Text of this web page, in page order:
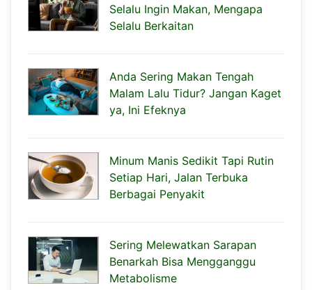
Selalu Ingin Makan, Mengapa
Selalu Berkaitan
Anda Sering Makan Tengah
Malam Lalu Tidur? Jangan Kaget
ya, Ini Efeknya
Minum Manis Sedikit Tapi Rutin
Setiap Hari, Jalan Terbuka
Berbagai Penyakit
Sering Melewatkan Sarapan
Benarkah Bisa Mengganggu
Metabolisme